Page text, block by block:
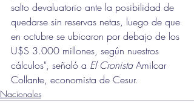
salto devaluatorio ante la posibilidad de
quedarse sin reservas netas, luego de que
en octubre se ubicaron por debajo de los
U$S 3.000 millones, según nuestros
cálculos", señaló a El Cronista Amilcar
Collante, economista de Cesur.
Nacionales